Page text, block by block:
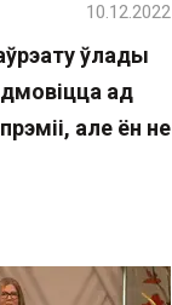
ўлады
ад
але ён не
10.12.2022